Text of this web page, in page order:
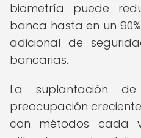
biometría puede
banca hasta en un
adicional de
bancarias.
La suplantación
preocupación
con métodos cada